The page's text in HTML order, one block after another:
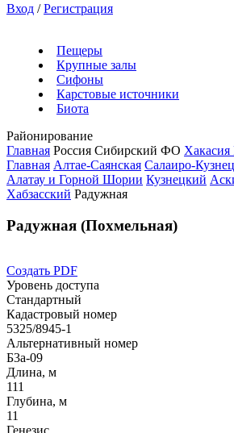
Вход / Регистрация
Пещеры
Крупные залы
Сифоны
Карстовые источники
Биота
Районирование
Главная Россия Сибирский ФО Хакасия
Главная Алтае-Саянская Салаиро-
Алатау и Горной Шории Кузнецкий
Хабзасский Радужная
Радужная (Похмельная)
Создать PDF
Уровень доступа
Стандартный
Кадастровый номер
5325/8945-1
Альтернативный номер
Б3а-09
Длина, м
111
Глубина, м
11